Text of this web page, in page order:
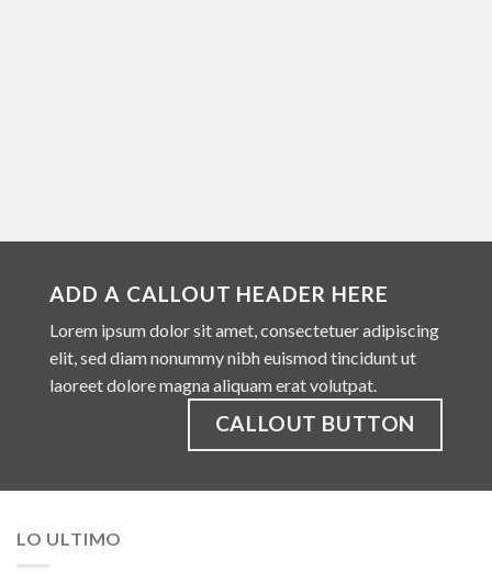
ADD A CALLOUT HEADER HERE
Lorem ipsum dolor sit amet, consectetuer adipiscing
elit, sed diam nonummy nibh euismod tincidunt ut
laoreet dolore magna aliquam erat volutpat.
CALLOUT BUTTON
LO ULTIMO